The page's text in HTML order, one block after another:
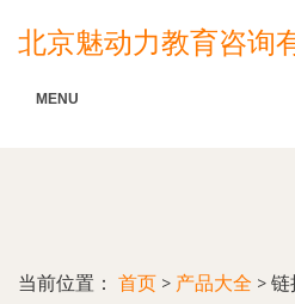
北京魅动力教育咨询
MENU
当前位置： 首页 > 产品大全 > 链